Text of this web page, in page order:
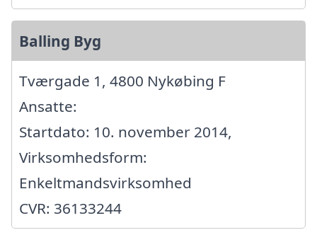
Balling Byg
Tværgade 1, 4800 Nykøbing F
Ansatte:
Startdato: 10. november 2014,
Virksomhedsform:
Enkeltmandsvirksomhed
CVR: 36133244